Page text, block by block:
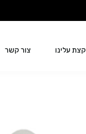
קצת עלינו צור קשר